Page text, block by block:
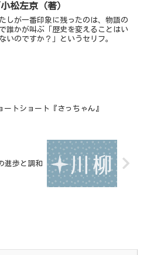
松左京（著）
しが一番印象に残ったのは、物語の
誰かが叫ぶ「歴史を変えることはい
いのですか？」というセリフ。
ートショート『さっちゃん』
進歩と調和